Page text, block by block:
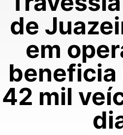
de
em
beneficia
42 mil